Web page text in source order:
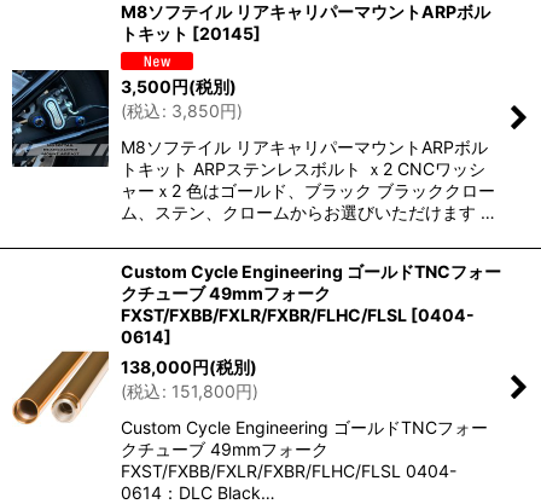
絞り込む
M8ソフテイル リアキャリパーマウントARPボル
トキット [20145]
3,500円(税別)
(税込: 3,850円)
M8ソフテイル リアキャリパーマウントARPボル
トキット ARPステンレスボルト ｘ2 CNCワッシ
ャーｘ2 色はゴールド、ブラック ブラッククロー
ム、ステン、クロームからお選びいただけます …
Custom Cycle Engineering ゴールドTNCフォー
クチューブ 49mmフォーク
FXST/FXBB/FXLR/FXBR/FLHC/FLSL [0404-
0614]
138,000円(税別)
(税込: 151,800円)
Custom Cycle Engineering ゴールドTNCフォー
クチューブ 49mmフォーク
FXST/FXBB/FXLR/FXBR/FLHC/FLSL 0404-
0614：DLC Black…